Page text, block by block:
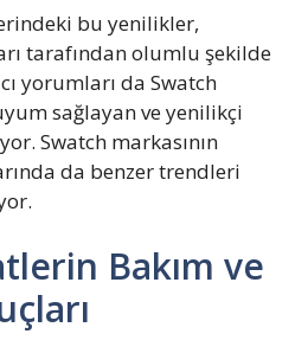
bu yenilikler,
tarafından olumlu şekilde
yorumları da Swatch
sağlayan ve yenilikçi
Swatch markasının
da benzer trendleri
Bakım ve